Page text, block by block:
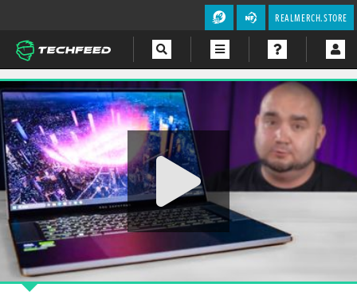
REALMERCH.STORE
Magazín
Videa
Soutěže